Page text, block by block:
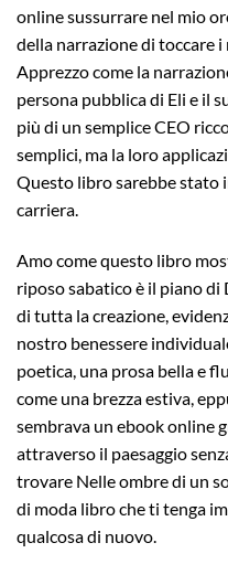
online sussurrare nel mio
della narrazione di toccare
Apprezzo come la
persona pubblica di Eli e il
più di un semplice CEO
semplici, ma la loro
Questo libro sarebbe stato
carriera.
Amo come questo libro
riposo sabatico è il piano
di tutta la creazione,
nostro benessere
poetica, una prosa bella e
come una brezza estiva,
sembrava un ebook online
attraverso il paesaggio
trovare Nelle ombre di un
di moda libro che ti tenga
qualcosa di nuovo.